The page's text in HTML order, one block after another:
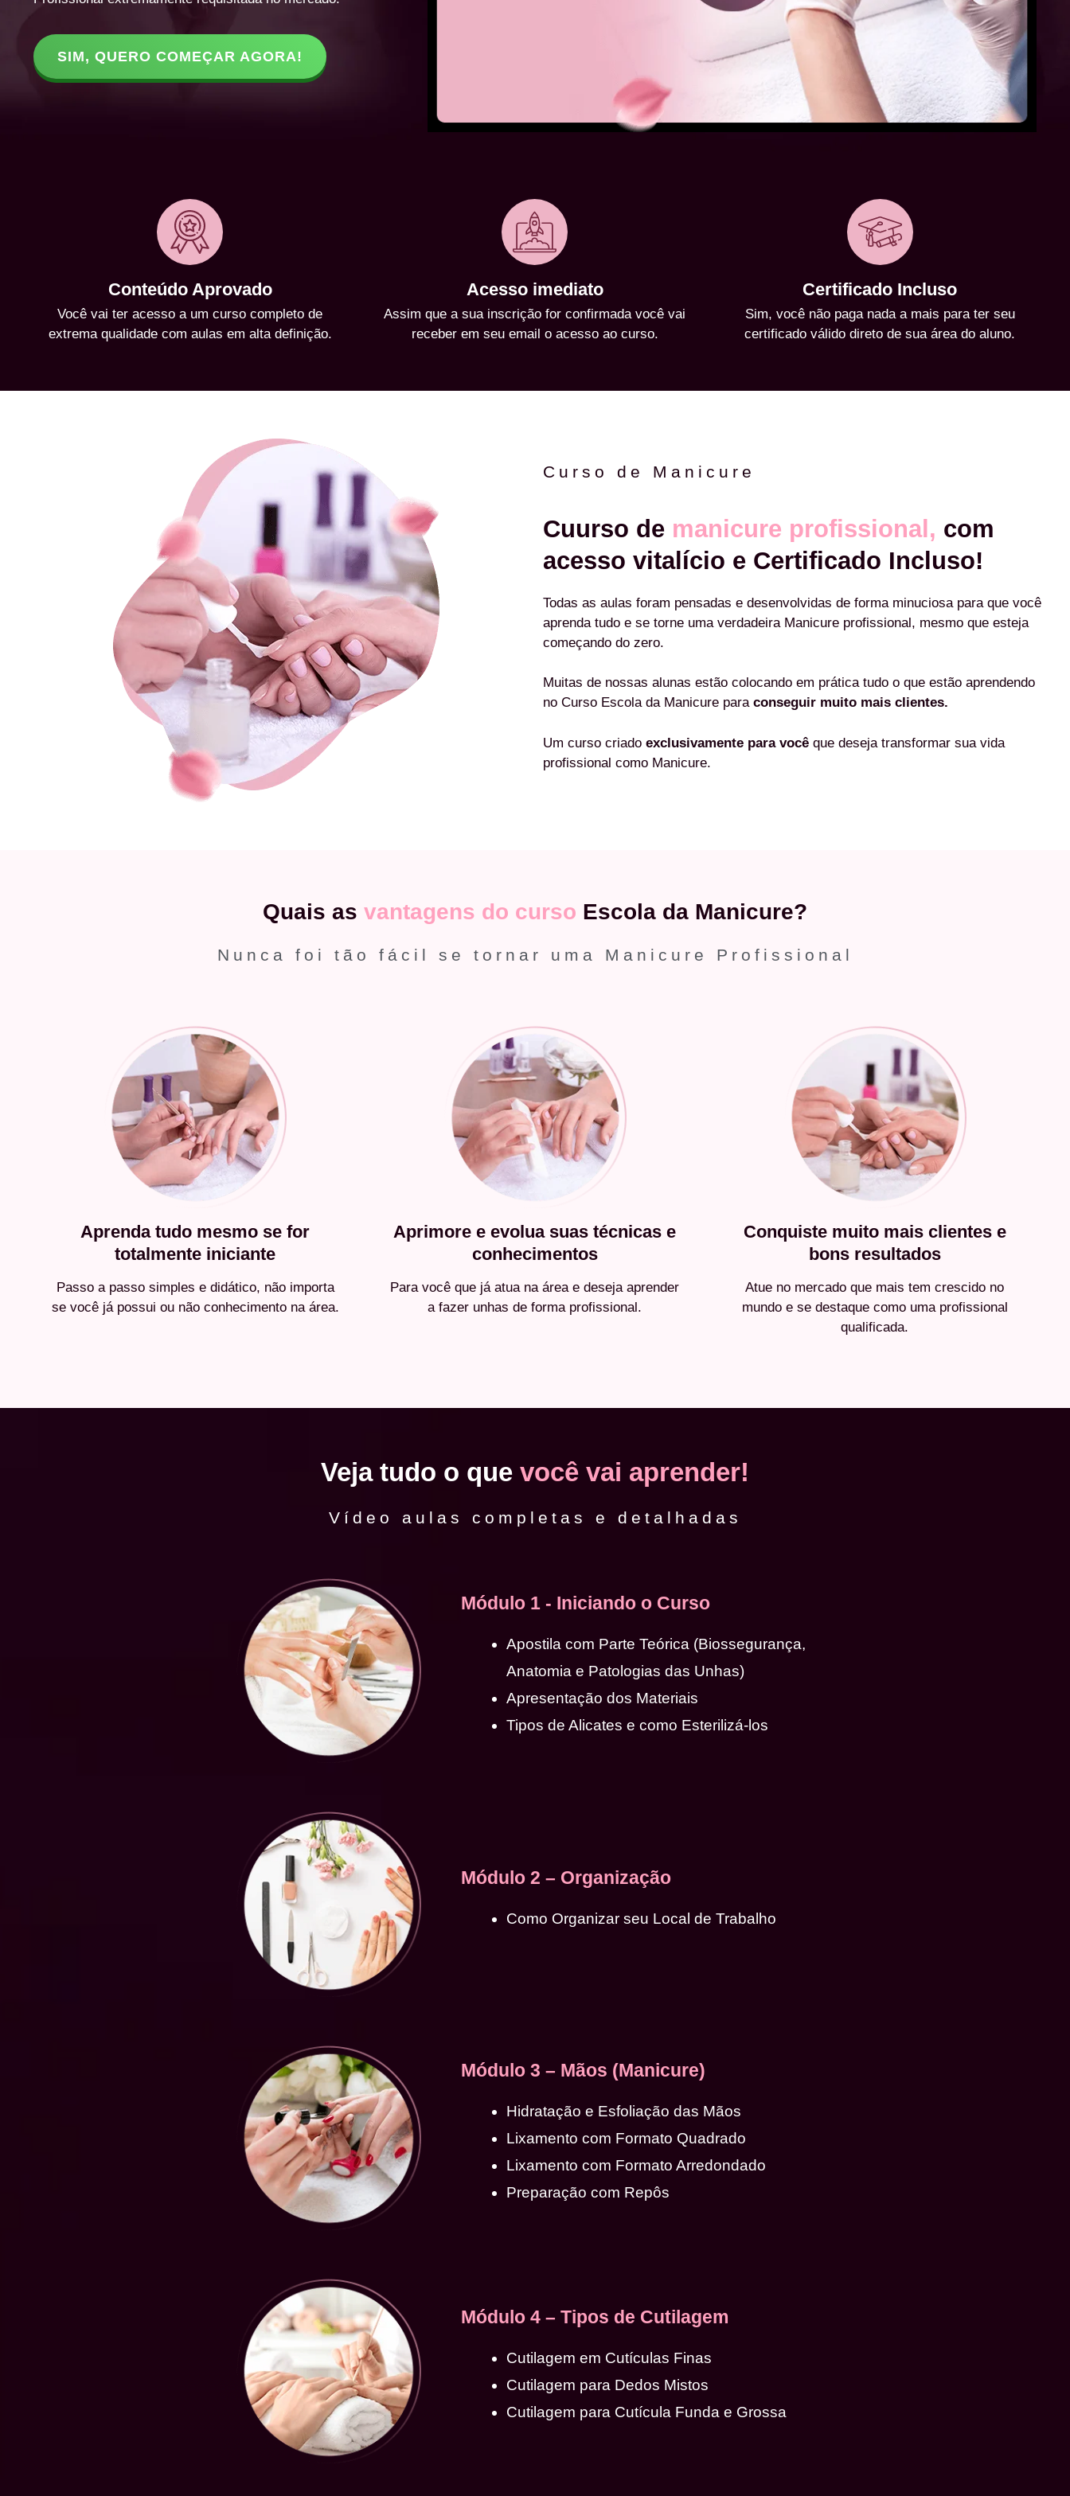
SIM, QUERO COMEÇAR AGORA!
Conteúdo Aprovado
Você vai ter acesso a um curso completo de
extrema qualidade com aulas em alta definição.
Acesso imediato
Assim que a sua inscrição for confirmada você vai
receber em seu email o acesso ao curso.
Certificado Incluso
Sim, você não paga nada a mais para ter seu
certificado válido direto de sua área do aluno.
Curso de Manicure
Cuurso de manicure profissional, com
acesso vitalício e Certificado Incluso!
Todas as aulas foram pensadas e desenvolvidas de forma minuciosa para que você
aprenda tudo e se torne uma verdadeira Manicure profissional, mesmo que esteja
começando do zero.
Muitas de nossas alunas estão colocando em prática tudo o que estão aprendendo
no Curso Escola da Manicure para conseguir muito mais clientes.
Um curso criado exclusivamente para você que deseja transformar sua vida
profissional como Manicure.
Quais as vantagens do curso Escola da Manicure?
Nunca foi tão fácil se tornar uma Manicure Profissional
Aprenda tudo mesmo se for
totalmente iniciante
Passo a passo simples e didático, não importa
se você já possui ou não conhecimento na área.
Aprimore e evolua suas técnicas e
conhecimentos
Para você que já atua na área e deseja aprender
a fazer unhas de forma profissional.
Conquiste muito mais clientes e
bons resultados
Atue no mercado que mais tem crescido no
mundo e se destaque como uma profissional
qualificada.
Veja tudo o que você vai aprender!
Vídeo aulas completas e detalhadas
Módulo 1 - Iniciando o Curso
Apostila com Parte Teórica (Biossegurança,
Anatomia e Patologias das Unhas)
Apresentação dos Materiais
Tipos de Alicates e como Esterilizá-los
Módulo 2 – Organização
Como Organizar seu Local de Trabalho
Módulo 3 – Mãos (Manicure)
Hidratação e Esfoliação das Mãos
Lixamento com Formato Quadrado
Lixamento com Formato Arredondado
Preparação com Repôs
Módulo 4 – Tipos de Cutilagem
Cutilagem em Cutículas Finas
Cutilagem para Dedos Mistos
Cutilagem para Cutícula Funda e Grossa